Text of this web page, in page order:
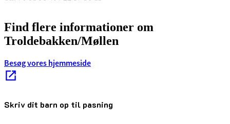
Find flere informationer om
Troldebakken/Møllen
Besøg vores hjemmeside
Skriv dit barn op til pasning